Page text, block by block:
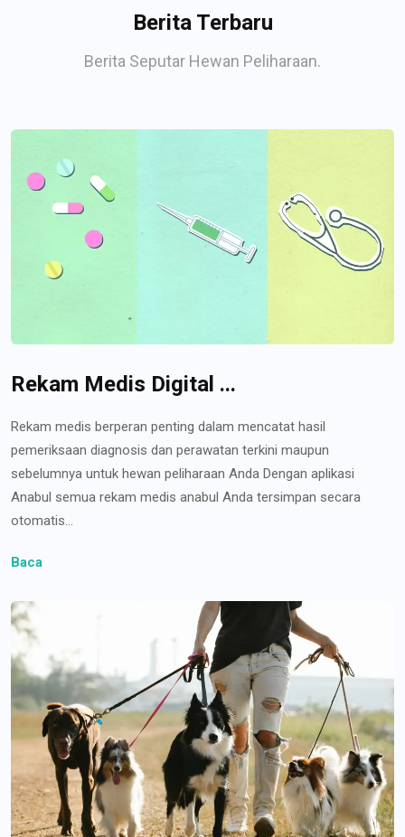
Berita Terbaru
Berita Seputar Hewan Peliharaan.
Rekam Medis Digital ...
Rekam medis berperan penting dalam mencatat hasil
pemeriksaan diagnosis dan perawatan terkini maupun
sebelumnya untuk hewan peliharaan Anda Dengan aplikasi
Anabul semua rekam medis anabul Anda tersimpan secara
otomatis...
Baca